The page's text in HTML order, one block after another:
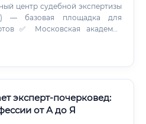
центр судебной экспертизы
— базовая площадка для
двери в международный
на уровень дохода.
эксперт-почерковед:
от А до Я